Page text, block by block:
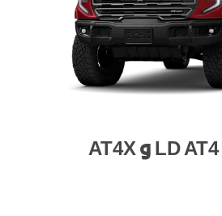
2025 سييرا LD AT4 و AT4X